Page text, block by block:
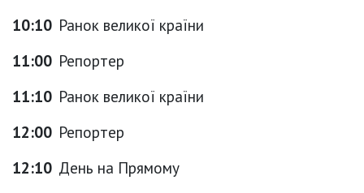
10:10 Ранок великої країни
11:00 Репортер
11:10 Ранок великої країни
12:00 Репортер
12:10 День на Прямому